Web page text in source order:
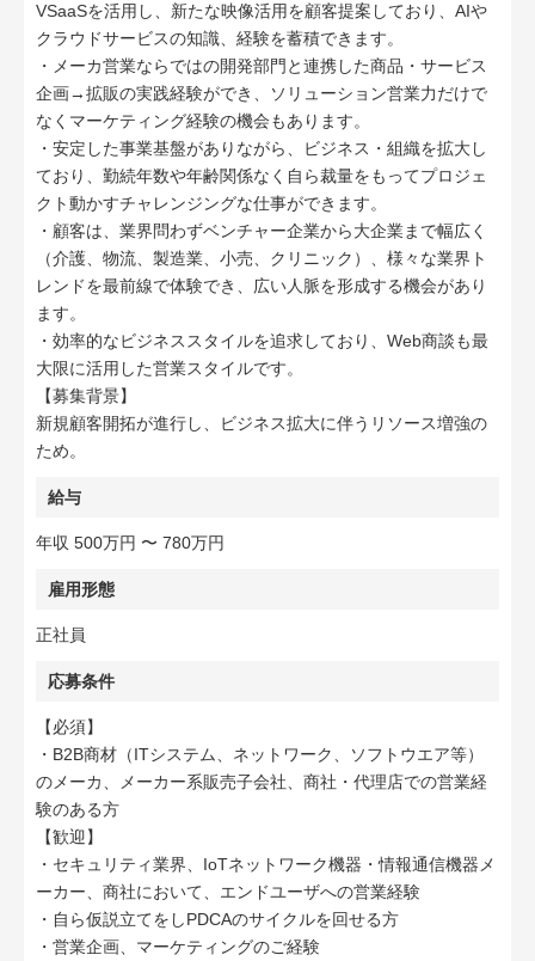
VSaaSを活用し、新たな映像活用を顧客提案しており、AIや
クラウドサービスの知識、経験を蓄積できます。
・メーカ営業ならではの開発部門と連携した商品・サービス
企画→拡販の実践経験ができ、ソリューション営業力だけで
なくマーケティング経験の機会もあります。
・安定した事業基盤がありながら、ビジネス・組織を拡大し
ており、勤続年数や年齢関係なく自ら裁量をもってプロジェ
クト動かすチャレンジングな仕事ができます。
・顧客は、業界問わずベンチャー企業から大企業まで幅広く
（介護、物流、製造業、小売、クリニック）、様々な業界ト
レンドを最前線で体験でき、広い人脈を形成する機会があり
ます。
・効率的なビジネススタイルを追求しており、Web商談も最
大限に活用した営業スタイルです。
【募集背景】
新規顧客開拓が進行し、ビジネス拡大に伴うリソース増強の
ため。
給与
年収 500万円 〜 780万円
雇用形態
正社員
応募条件
【必須】
・B2B商材（ITシステム、ネットワーク、ソフトウエア等）
のメーカ、メーカー系販売子会社、商社・代理店での営業経
験のある方
【歓迎】
・セキュリティ業界、IoTネットワーク機器・情報通信機器メ
ーカー、商社において、エンドユーザへの営業経験
・自ら仮説立てをしPDCAのサイクルを回せる方
・営業企画、マーケティングのご経験